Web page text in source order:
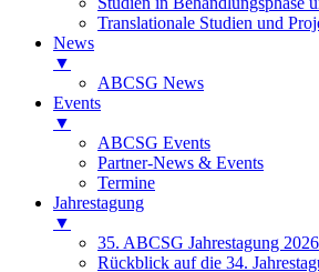
Translationale Studien und
News
▼
ABCSG News
Events
▼
ABCSG Events
Partner-News & Events
Termine
Jahrestagung
▼
35. ABCSG Jahrestagung 2026
Rückblick auf die 34.